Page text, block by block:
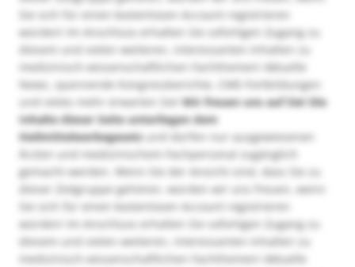
Sie sich für einen kostenlosen Account registrieren
würden! Im Anschluss erhalten Sie sofortigen Zugang zu
diesem und vielen weiteren, interessanten Inhalten zu
medizinisch-wissenschaftlichen Fachthemen! Aktuelle
News, spannende Kongressberichte, CME-Fortbildungen
und vieles mehr erwarten Sie!Wir freuen uns auf Sie! Die
Inhalte dieser Seite unterliegen dem
Heilmittelwerbegesetzund dürfen nur ausgewiesenen
Ärzten und medizinischem Fachpersonal zugänglich
gemacht werden. Wenn Sie der Ansicht sind, dass Sie zu
dieser Zielgruppe gehören, würden wir uns freuen, wenn
Sie sich für einen kostenlosen Account registrieren
würden! Im Anschluss erhalten Sie sofortigen Zugang zu
diesem und vielen weiteren, interessanten Inhalten zu
medizinisch-wissenschaftlichen Fachthemen! Aktuelle